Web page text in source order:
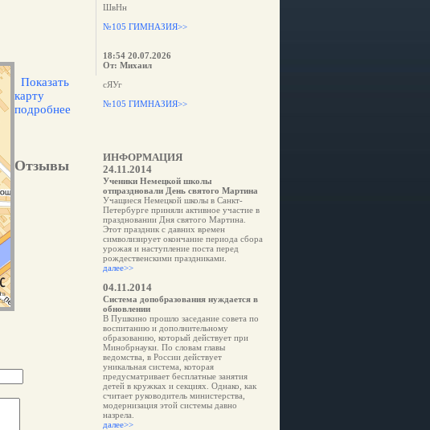
Показать
карту
подробнее
Отзывы
ШвНн
№105 ГИМНАЗИЯ>>
18:54 20.07.2026
От: Михаил
сЯУг
№105 ГИМНАЗИЯ>>
ИНФОРМАЦИЯ
24.11.2014
Ученики Немецкой школы
отпраздновали День святого Мартина
Учащиеся Немецкой школы в Санкт-
Петербурге приняли активное участие в
праздновании Дня святого Мартина.
Этот праздник с давних времен
символизирует окончание периода сбора
урожая и наступление поста перед
рождественскими праздниками.
далее>>
04.11.2014
Система допобразования нуждается в
обновлении
В Пушкино прошло заседание совета по
воспитанию и дополнительному
образованию, который действует при
Минобрнауки. По словам главы
ведомства, в России действует
уникальная система, которая
предусматривает бесплатные занятия
детей в кружках и секциях. Однако, как
считает руководитель министерства,
модернизация этой системы давно
назрела.
далее>>